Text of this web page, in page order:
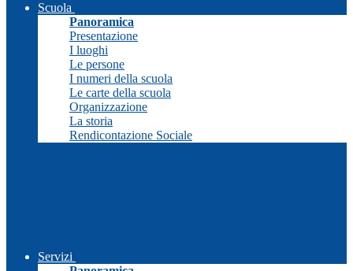
Scuola
Panoramica
Presentazione
I luoghi
Le persone
I numeri della scuola
Le carte della scuola
Organizzazione
La storia
Rendicontazione Sociale
Servizi